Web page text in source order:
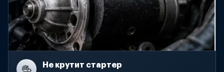
Не крутит стартер